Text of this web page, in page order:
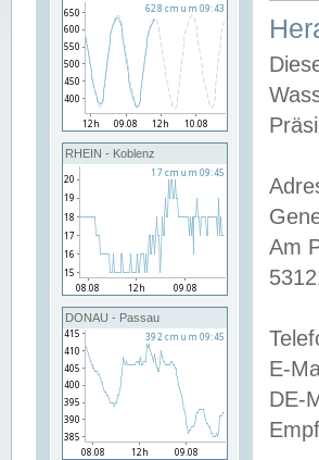
RHEIN - Koblenz
DONAU - Passau
Am
E-
DE-